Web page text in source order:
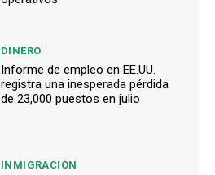
DINERO
Informe de empleo en EE.UU.
registra una inesperada pérdida
de 23,000 puestos en julio
INMIGRACIÓN